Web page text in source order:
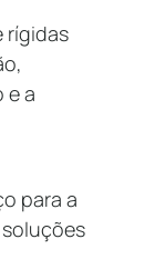
rígidas
e a
para a